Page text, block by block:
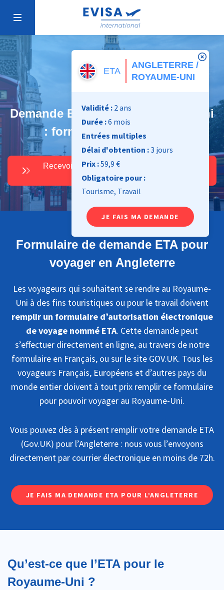
Demande ETA pour le Royaume-Uni
: formulaire en Français
Recevoir mon ETA pour l'Angleterre en
72h
Formulaire de demande ETA pour
voyager en Angleterre
Les voyageurs qui souhaitent se rendre au Royaume-
Uni à des fins touristiques ou pour le travail doivent
remplir un formulaire d’autorisation électronique
de voyage nommé ETA. Cette demande peut
s’effectuer directement en ligne, au travers de notre
formulaire en Français, ou sur le site GOV.UK. Tous les
voyageurs Français, Européens et d’autres pays du
monde entier doivent à tout prix remplir ce formulaire
pour pouvoir voyager au Royaume-Uni.
Vous pouvez dès à présent remplir votre demande ETA
(Gov.UK) pour l’Angleterre : nous vous l’envoyons
directement par courrier électronique en moins de 72h.
JE FAIS MA DEMANDE ETA POUR L’ANGLETERRE
Qu’est-ce que l’ETA pour le
Royaume-Uni ?
ETA
ANGLETERRE /
ROYAUME-UNI
Validité : 2 ans
Durée :6 mois
Entrées multiples
Délai d'obtention :3 jours
Prix :59,9 €
Obligatoire pour :
Tourisme, Travail
JE FAIS MA DEMANDE